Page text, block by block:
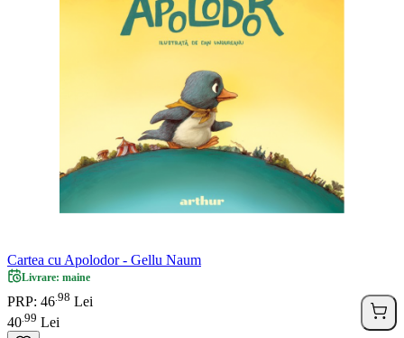
Cartea cu Apolodor - Gellu Naum
Livrare: maine
PRP: 46 98 Lei
40 99 Lei